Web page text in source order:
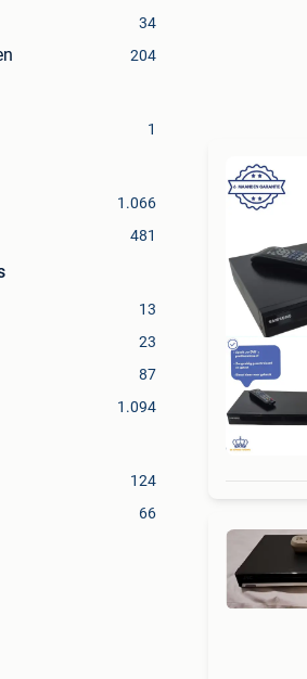
34
204
1
1.066
481
13
23
87
1.094
124
66